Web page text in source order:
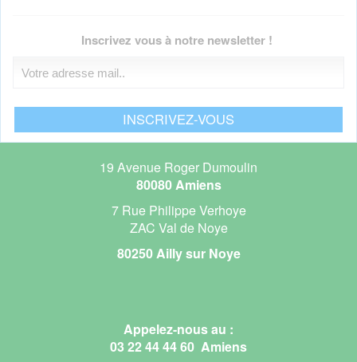
Inscrivez vous à notre newsletter !
19 Avenue Roger Dumoulin
80080 Amiens
7 Rue Philippe Verhoye
ZAC Val de Noye
80250 Ailly sur Noye
Appelez-nous au :
03 22 44 44 60 Amiens